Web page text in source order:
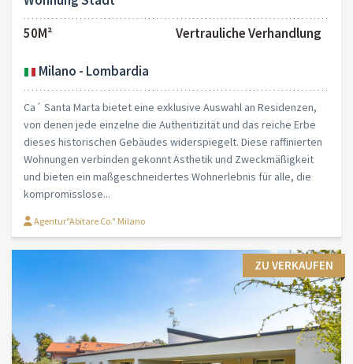
50M²
Vertrauliche Verhandlung
Milano - Lombardia
Ca´ Santa Marta bietet eine exklusive Auswahl an Residenzen,
von denen jede einzelne die Authentizität und das reiche Erbe
dieses historischen Gebäudes widerspiegelt. Diese raffinierten
Wohnungen verbinden gekonnt Ästhetik und Zweckmäßigkeit
und bieten ein maßgeschneidertes Wohnerlebnis für alle, die
kompromisslose...
Agentur"Abitare Co." Milano
ZU VERKAUFEN